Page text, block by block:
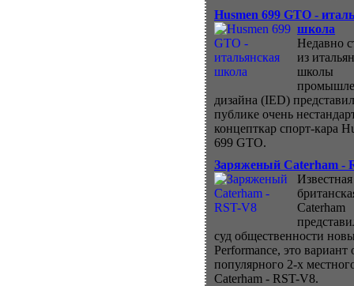
Husmen 699 GTO -
школа
Недавно
из
школы
дизайна (IED)
публике очень
концепткар спорт-кара
699 GTO.
Заряженый Caterham -
Известная
Caterham
суд общественности
Performance, это вариант
популярного 2-х
Caterham - RST-V8.